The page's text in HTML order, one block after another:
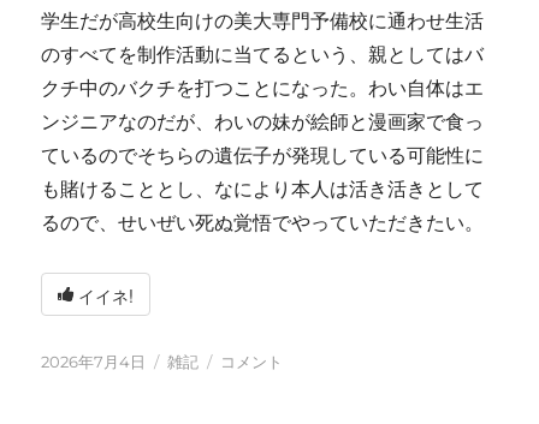
学生だが高校生向けの美大専門予備校に通わせ生活
のすべてを制作活動に当てるという、親としてはバ
クチ中のバクチを打つことになった。わい自体はエ
ンジニアなのだが、わいの妹が絵師と漫画家で食っ
ているのでそちらの遺伝子が発現している可能性に
も賭けることとし、なにより本人は活き活きとして
るので、せいぜい死ぬ覚悟でやっていただきたい。
イイネ!
投
2026年7月4日
カ
雑記
い
コメント